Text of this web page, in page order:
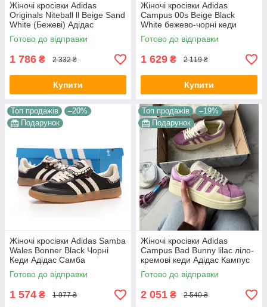
Жіночі кросівки Adidas
Originals Niteball ll Beige Sand
White (Бежеві) Адідас
Найтбол шкіра замш
демісезон
Готово до відправки
1 786 ₴ 2 332 ₴
Купити
Жіночі кросівки Adidas
Campus 00s Beige Black
White бежево-чорні кеди
Адідас Кампус 00с замша
демісезон для дівчат В'єтнам
Готово до відправки
1 629 ₴ 2 119 ₴
Купити
Топ продажів
–20%
Подарунок
Жіночі кросівки Adidas Samba
Wales Bonner Black Чорні
Кеди Адідас Самба
повсякденні шкіра текстиль
демісезон
Готово до відправки
1 574 ₴ 1 977 ₴
Топ продажів
–19%
Подарунок
Жіночі кросівки Adidas
Campus Bad Bunny lilac ліло-
кремові кеди Адідас Кампус
замша шкіра гума демісезон
для дівчат Вʼєтнам
Готово до відправки
2 051 ₴ 2 540 ₴